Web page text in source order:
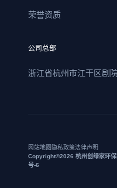
荣誉资质
公司总部
浙江省杭州市江干区剧
网站地图 隐私政策法律声明
Copyright©2026 杭州创绿家环
号-6